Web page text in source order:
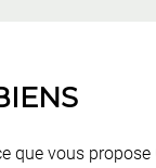
que vous